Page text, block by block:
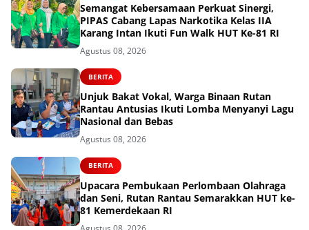
Semangat Kebersamaan Perkuat Sinergi,
PIPAS Cabang Lapas Narkotika Kelas IIA
Karang Intan Ikuti Fun Walk HUT Ke-81 RI
Agustus 08, 2026
BERITA
Unjuk Bakat Vokal, Warga Binaan Rutan
Rantau Antusias Ikuti Lomba Menyanyi Lagu
Nasional dan Bebas
Agustus 08, 2026
BERITA
Upacara Pembukaan Perlombaan Olahraga
dan Seni, Rutan Rantau Semarakkan HUT ke-
81 Kemerdekaan RI